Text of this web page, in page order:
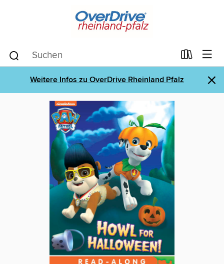
Weitere Infos zu OverDrive Rheinland Pfalz ×